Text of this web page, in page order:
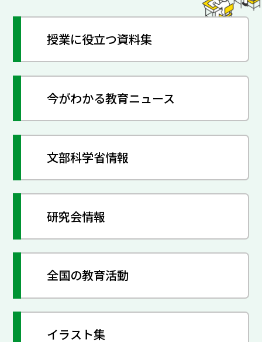
授業に役立つ資料集
今がわかる教育ニュース
文部科学省情報
研究会情報
全国の教育活動
イラスト集